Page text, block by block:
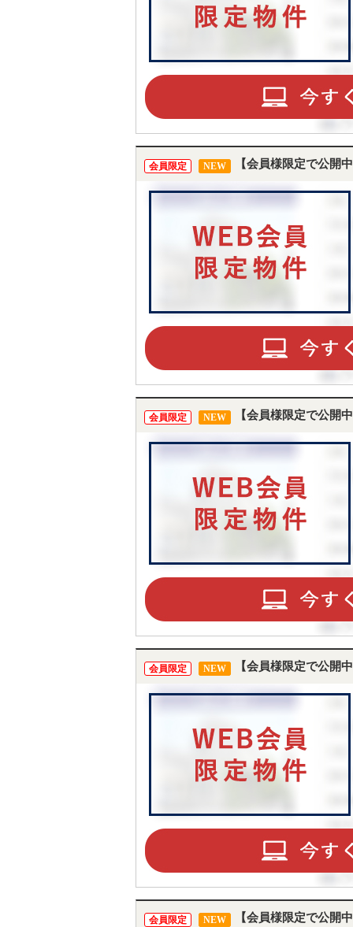
会員限定 NEW 【会員様限定で公開
会員限定 NEW 【会員様限定で公開
会員限定 NEW 【会員様限定で公開
会員限定 NEW 【会員様限定で公開